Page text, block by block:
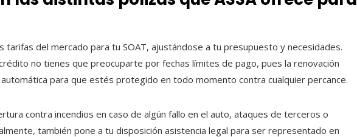
tarifas del mercado para tu SOAT, ajustándose a tu presupuesto y necesidades.
no tienes que preocuparte por fechas límites de pago, pues la renovación
para que estés protegido en todo momento contra cualquier percance.
contra incendios en caso de algún fallo en el auto, ataques de terceros o
también pone a tu disposición asistencia legal para ser representado en